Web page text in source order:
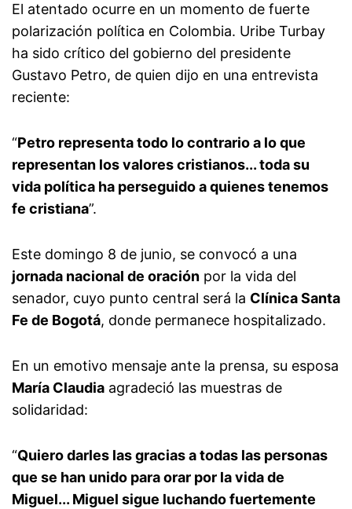
El atentado ocurre en un momento de fuerte
polarización política en Colombia. Uribe Turbay
ha sido crítico del gobierno del presidente
Gustavo Petro, de quien dijo en una entrevista
reciente:
“Petro representa todo lo contrario a lo que
representan los valores cristianos... toda su
vida política ha perseguido a quienes tenemos
fe cristiana”.
Este domingo 8 de junio, se convocó a una
jornada nacional de oración por la vida del
senador, cuyo punto central será la Clínica Santa
Fe de Bogotá, donde permanece hospitalizado.
En un emotivo mensaje ante la prensa, su esposa
María Claudia agradeció las muestras de
solidaridad:
“Quiero darles las gracias a todas las personas
que se han unido para orar por la vida de
Miguel... Miguel sigue luchando fuertemente